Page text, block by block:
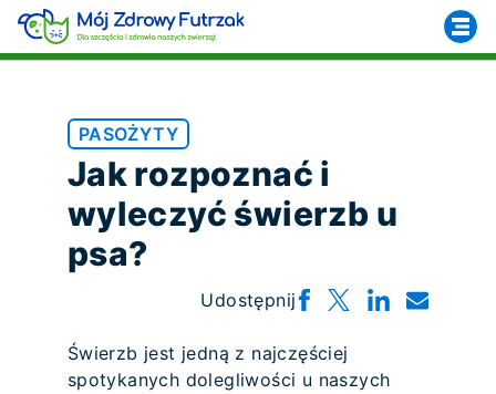
PASOŻYTY
Jak rozpoznać i
wyleczyć świerzb u
psa?
Udostępnij
Świerzb jest jedną z najczęściej
spotykanych dolegliwości u naszych